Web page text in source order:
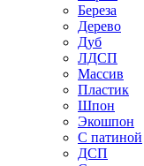
Береза
Дерево
Дуб
ЛДСП
Массив
Пластик
Шпон
Экошпон
С патиной
ДСП